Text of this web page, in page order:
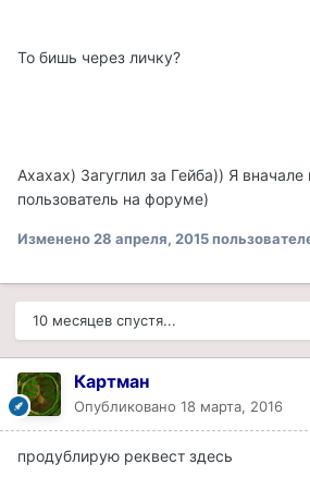
То бишь через личку?
Ахахах) Загуглил за Гейба)) Я
пользователь на форуме)
Изменено28 апреля, 2015
10 месяцев спустя...
Картман
Опубликовано 18 марта, 2016
продублирую реквест здесь